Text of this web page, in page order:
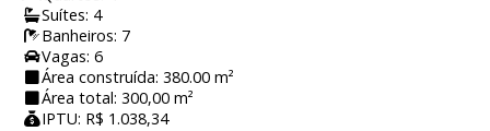
Suítes: 4
Banheiros: 7
Vagas: 6
Área construída: 380.00 m²
Área total: 300,00 m²
IPTU: R$ 1.038,34